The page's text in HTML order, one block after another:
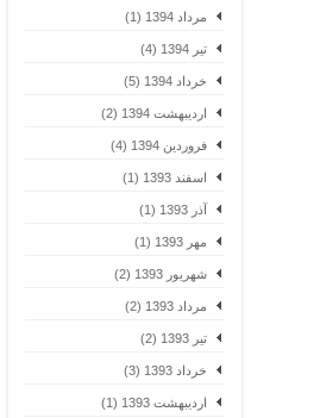
مرداد 1394 (1)
تیر 1394 (4)
خرداد 1394 (5)
اردیبهشت 1394 (2)
فروردین 1394 (4)
اسفند 1393 (1)
آذر 1393 (1)
مهر 1393 (1)
شهریور 1393 (2)
مرداد 1393 (2)
تیر 1393 (2)
خرداد 1393 (3)
اردیبهشت 1393 (1)